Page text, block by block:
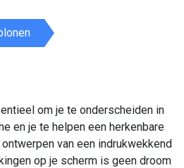
om je te onderscheiden in
en je te helpen een herkenbare
van een indrukwekkend
op je scherm is geen droom